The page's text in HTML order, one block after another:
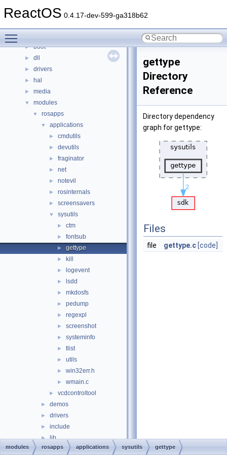
ReactOS 0.4.17-dev-599-ga318b62
▼ Files
► boot
► dll
► drivers
► hal
► media
▼ modules
▼ rosapps
▼ applications
► cmdutils
► devutils
► fraginator
► net
► notevil
► rosinternals
► screensavers
▼ sysutils
► ctm
► fontsub
► gettype
► kill
► logevent
► lsdd
► mkdosfs
► pedump
► regexpl
► screenshot
► systeminfo
► tlist
► utils
► win32err.h
► wmain.c
► vcdcontroltool
► demos
► drivers
► include
► lib
► nukecamp
gettype
Directory
Reference
Directory dependency
graph for gettype:
Files
file gettype.c [code]
modules rosapps applications sysutils gettype